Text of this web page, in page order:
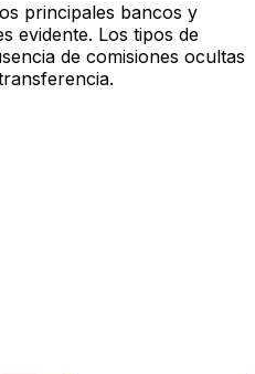
principales bancos y
evidente. Los tipos de
de comisiones ocultas